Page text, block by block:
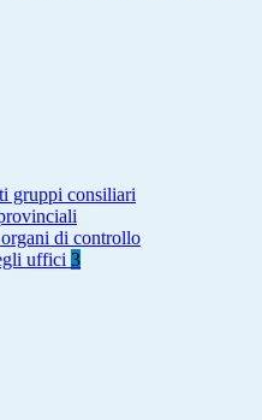
gruppi consiliari
di controllo
uffici 3